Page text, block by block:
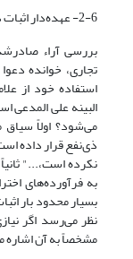
2-6- عهده‌دار اثبات دعوا
بررسی آراء
تجاری، خوانده
استفاده خود از
البینه علی المدعی
ذی‌نفع قرار داده
به فرآورده‌های
بسیار محدود بار
نظر می‌رسد اگر
مشخصاً به آن اشاره